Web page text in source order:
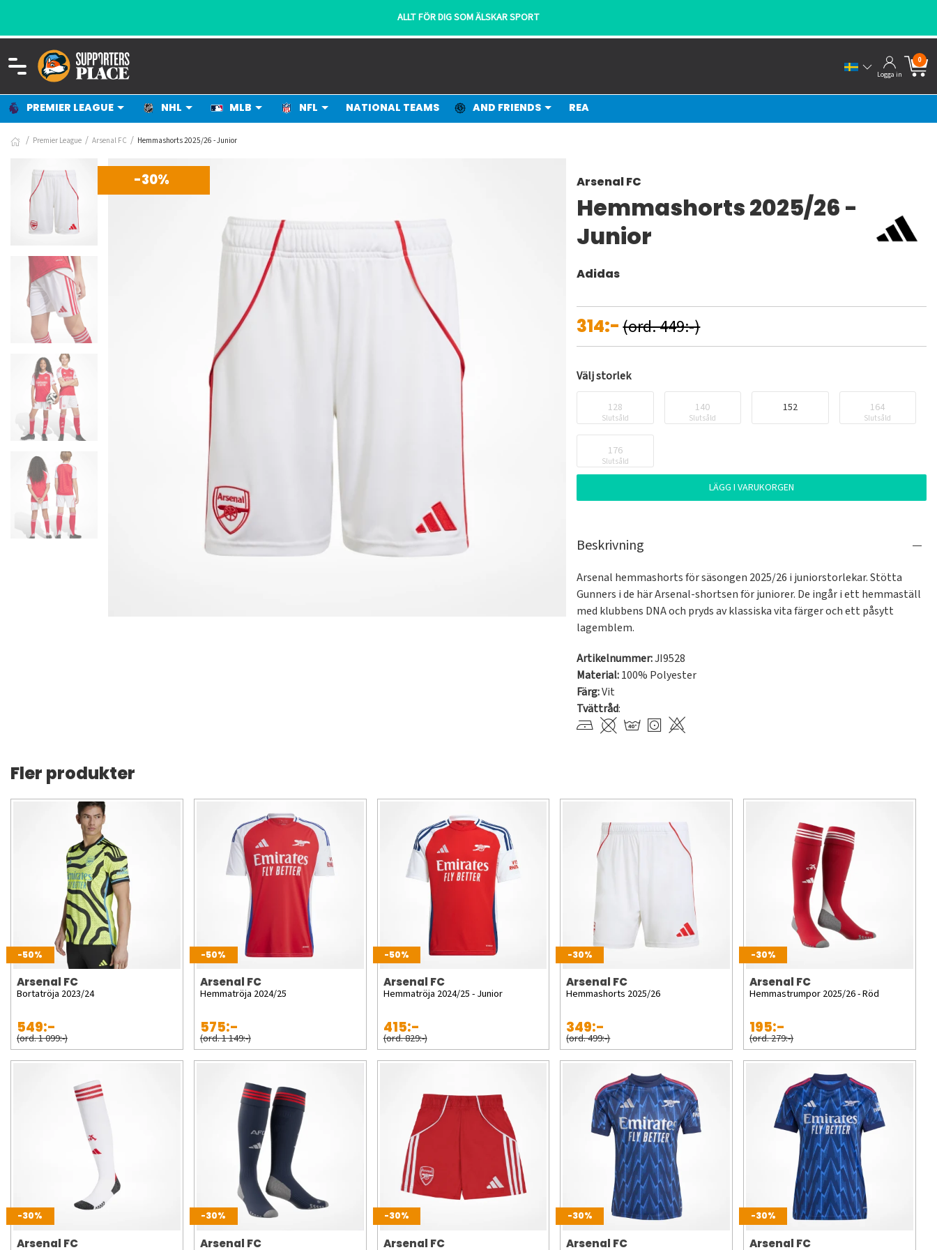
ALLT FÖR DIG SOM ÄLSKAR SPORT
Logga in
0
PREMIER LEAGUE NHL MLB NFL NATIONAL TEAMS AND FRIENDS REA
Premier League Arsenal FC Hemmashorts 2025/26 - Junior
-30% Arsenal FC
Hemmashorts 2025/26 -
Junior
Adidas
314:-(ord. 449:-)
Välj storlek
128
Slutsåld
140
Slutsåld
152 164
Slutsåld
176
Slutsåld
LÄGG I VARUKORGEN
Beskrivning
Arsenal hemmashorts för säsongen 2025/26 i juniorstorlekar. Stötta
Gunners i de här Arsenal-shortsen för juniorer. De ingår i ett hemmaställ
med klubbens DNA och pryds av klassiska vita färger och ett påsytt
lagemblem.
Artikelnummer:JI9528
Material:100% Polyester
Färg:Vit
Tvättråd:
Fler produkter
-50%
Arsenal FC
Bortatröja 2023/24
549:-
(ord. 1 099:-)
-50%
Arsenal FC
Hemmatröja 2024/25
575:-
(ord. 1 149:-)
-50%
Arsenal FC
Hemmatröja 2024/25 - Junior
415:-
(ord. 829:-)
-30%
Arsenal FC
Hemmashorts 2025/26
349:-
(ord. 499:-)
-30%
Arsenal FC
Hemmastrumpor 2025/26 - Röd
195:-
(ord. 279:-)
-30%
Arsenal FC
-30%
Arsenal FC
-30%
Arsenal FC
-30%
Arsenal FC
-30%
Arsenal FC